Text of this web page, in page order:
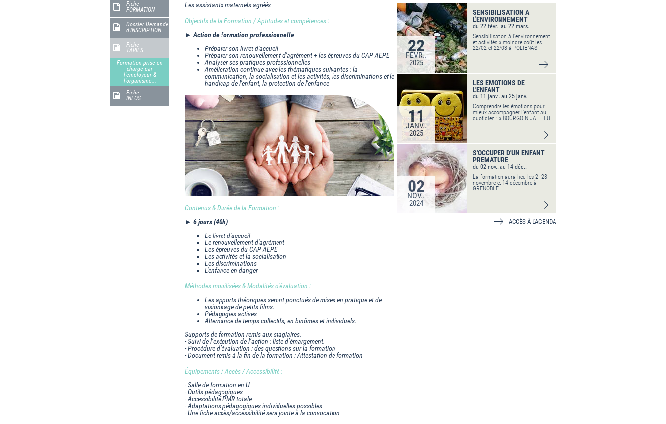
Fiche
FORMATION
Dossier Demande
d'INSCRIPTION
Fiche
TARIFS
Formation prise en
charge par
l'employeur &
l'organisme...
Fiche
INFOS
Les assistants maternels agréés
Objectifs de la Formation / Aptitudes et compétences :
► Action de formation professionnelle
Préparer son livret d'accueil
Préparer son renouvellement d'agrément + les épreuves du CAP AEPE
Analyser ses pratiques professionnelles
Amélioration continue avec les thématiques suivantes : la
communication, la socialisation et les activités, les discriminations et le
handicap de l'enfant, la protection de l'enfance
Contenus & Durée de la Formation :
► 6 jours (40h)
Le livret d'accueil
Le renouvellement d'agrément
Les épreuves du CAP AEPE
Les activités et la socialisation
Les discriminations
L'enfance en danger
Méthodes mobilisées & Modalités d'évaluation :
Les apports théoriques seront ponctués de mises en pratique et de
visionnage de petits films.
Pédagogies actives
Alternance de temps collectifs, en binômes et individuels.
Supports de formation remis aux stagiaires.
-Suivi de l’exécution de l’action : liste d’émargement.
- Procédure d’évaluation : des questions sur la formation
- Document remis à la fin de la formation : Attestation de formation
Équipements / Accès / Accessibilité :
- Salle de formation en U
- Outils pédagogiques
- Accessibilité PMR totale
- Adaptations pédagogiques individuelles possibles
- Une fiche accès/accessibilité sera jointe à la convocation
22
FÉVR..
2025
SENSIBILISATION A
L'ENVIRONNEMENT
du 22 févr.. au 22 mars.
Sensibilisation à l'environnement
et activités à moindre coût les
22/02 et 22/03 à POLIENAS
11
JANV..
2025
LES EMOTIONS DE
L'ENFANT
du 11 janv.. au 25 janv..
Comprendre les émotions pour
mieux accompagner l'enfant au
quotidien : à BOURGOIN JALLIEU
02
NOV..
2024
S'OCCUPER D'UN ENFANT
PREMATURE
du 02 nov.. au 14 déc..
La formation aura lieu les 2- 23
novembre et 14 décembre à
GRENOBLE.
ACCÈS À L'AGENDA